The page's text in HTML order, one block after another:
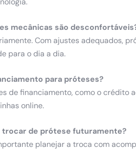
mecânicas são
Com ajustes adequados,
para o dia a dia.
para próteses?
de financiamento, como o crédito
online.
trocar de prótese futuramente?
planejar a troca com